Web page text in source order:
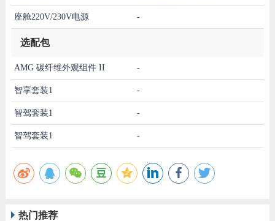
座舱220V/230V电源 -
选配包
AMG 碳纤维外观组件 II -
智享套装1 -
智驾套装1 -
智驾套装1 -
热门推荐